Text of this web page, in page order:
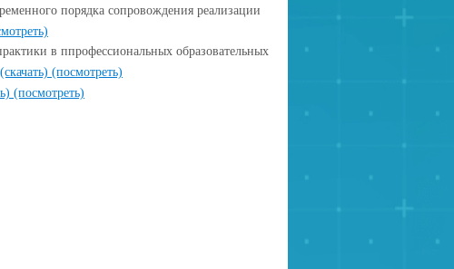
порядка сопровождения реализации
в ппрофессиональных образовательных
(скачать) (посмотреть)
(посмотреть)